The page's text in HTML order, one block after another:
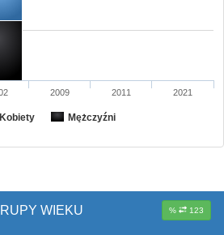
Kobiety Mężczyźni
2009 2011 2021
% 123
WIEKU